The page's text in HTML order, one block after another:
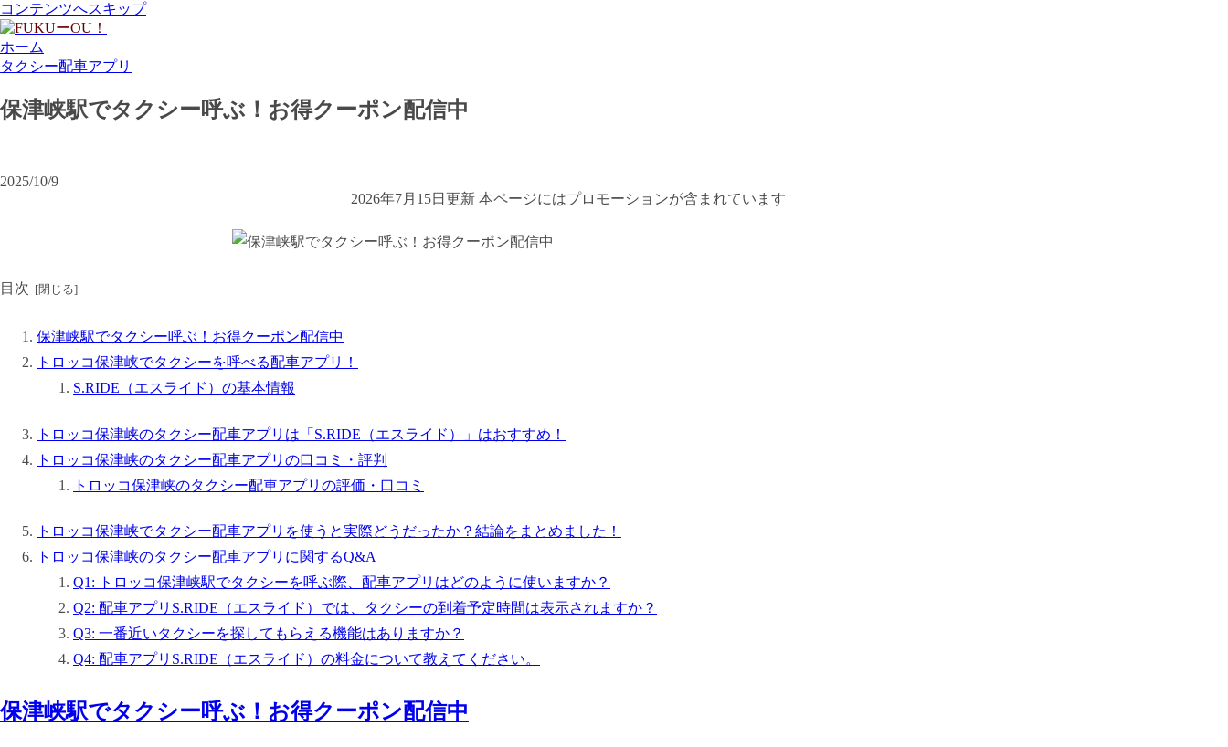
コンテンツへスキップ
ホーム
タクシー配車アプリ
保津峡駅でタクシー呼ぶ！お得クーポン配信中
2025/10/9
2026年7月15日更新 本ページにはプロモーションが含まれています
目次
保津峡駅でタクシー呼ぶ！お得クーポン配信中
トロッコ保津峡でタクシーを呼べる配車アプリ！
S.RIDE（エスライド）の基本情報
トロッコ保津峡のタクシー配車アプリは「S.RIDE（エスライド）」はおすすめ！
トロッコ保津峡のタクシー配車アプリの口コミ・評判
トロッコ保津峡のタクシー配車アプリの評価・口コミ
トロッコ保津峡でタクシー配車アプリを使うと実際どうだったか？結論をまとめました！
トロッコ保津峡のタクシー配車アプリに関するQ&A
Q1: トロッコ保津峡駅でタクシーを呼ぶ際、配車アプリはどのように使いますか？
Q2: 配車アプリS.RIDE（エスライド）では、タクシーの到着予定時間は表示されますか？
Q3: 一番近いタクシーを探してもらえる機能はありますか？
Q4: 配車アプリS.RIDE（エスライド）の料金について教えてください。
保津峡駅でタクシー呼ぶ！お得クーポン配信中